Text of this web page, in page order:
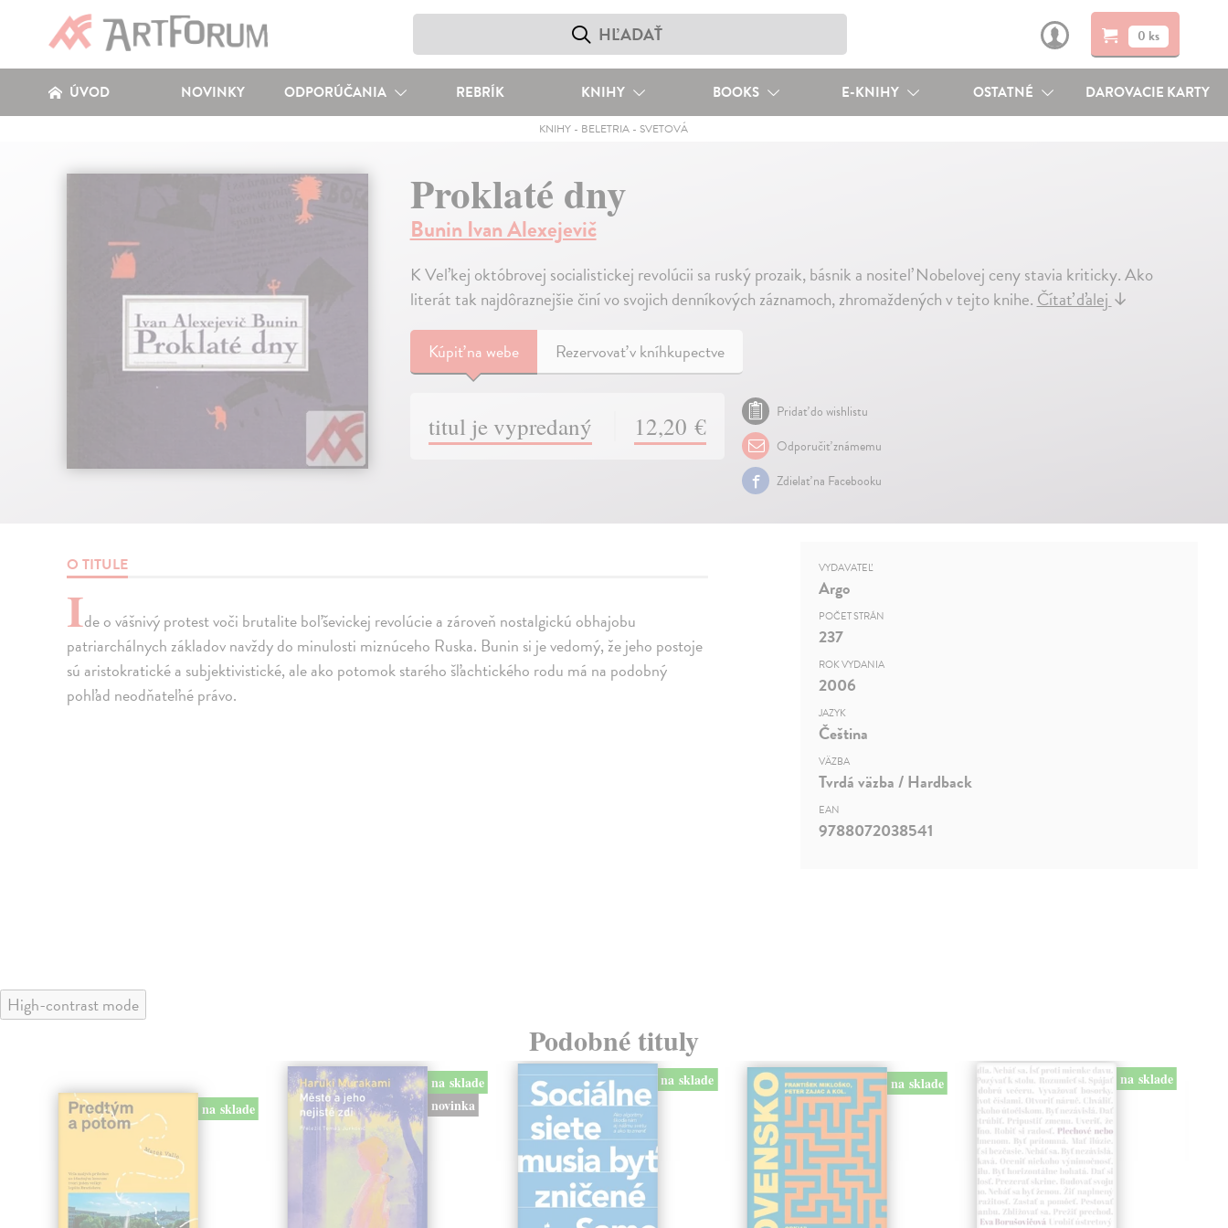
0 ks
ÚVOD NOVINKY ODPORÚČANIA REBRÍK KNIHY BOOKS E-KNIHY OSTATNÉ DAROVACIE KARTY
KNIHY - BELETRIA - SVETOVÁ
Proklaté dny
Bunin Ivan Alexejevič
K Veľkej októbrovej socialistickej revolúcii sa ruský prozaik, básnik a nositeľ Nobelovej ceny stavia kriticky. Ako
literát tak najdôraznejšie činí vo svojich denníkových záznamoch, zhromaždených v tejto knihe.Čítať ďalej↓
Kúpiťna webe Rezervovať v kníhkupectve
titul je vypredaný 12,20 €
Pridať do wishlistu
Odporučiť známemu
Zdielať na Facebooku
O TITULE
Ide o vášnivý protest voči brutalite boľševickej revolúcie a zároveň nostalgickú obhajobu
patriarchálnych základov navždy do minulosti miznúceho Ruska. Bunin si je vedomý, že jeho postoje
sú aristokratické a subjektivistické, ale ako potomok starého šľachtického rodu má na podobný
pohľad neodňateľné právo.
VYDAVATEĽ
Argo
POČET STRÁN
237
ROK VYDANIA
2006
JAZYK
Čeština
VÄZBA
Tvrdá väzba / Hardback
EAN
9788072038541
High-contrast mode
Podobné tituly
na sklade
na sklade
novinka
na sklade na sklade na sklade